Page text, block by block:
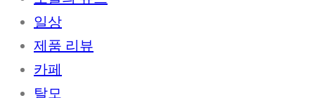
일상
제품 리뷰
카페
탈모